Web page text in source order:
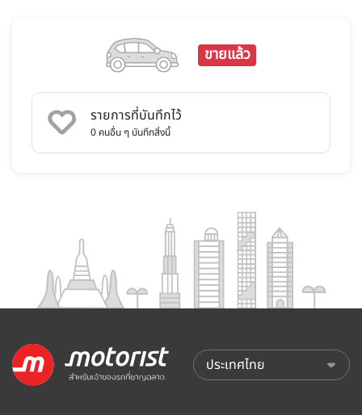
ขายแล้ว
รายการที่บันทึกไว้
0 คนอื่น ๆ บันทึกสิ่งนี้